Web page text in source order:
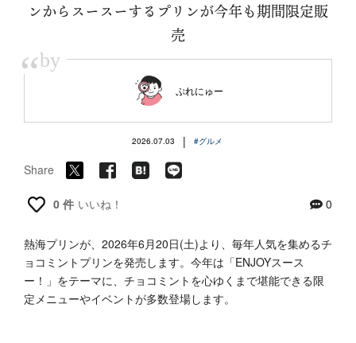
ンからスースーするプリンが今年も期間限定販
売
“by
ぷれにゅー
2026.07.03 | #グルメ
Share
0 件 いいね！ 0
熱海プリンが、2026年6月20日(土)より、毎年人気を集めるチ
ョコミントプリンを発売します。今年は「ENJOYスース
ー！」をテーマに、チョコミントを心ゆくまで堪能できる限
定メニューやイベントが多数登場します。